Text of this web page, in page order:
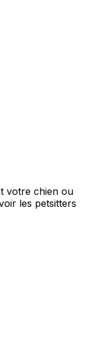
votre chien ou
les petsitters